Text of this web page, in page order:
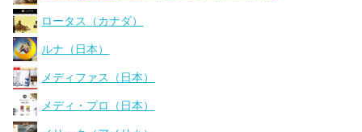
ロータス（カナダ）
ルナ（日本）
メディファス（日本）
メディ・プロ（日本）